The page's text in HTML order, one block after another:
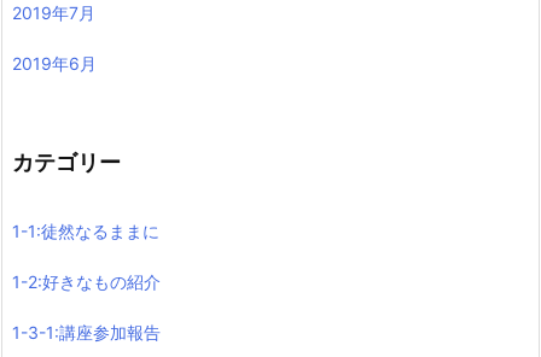
2019年7月
2019年6月
カテゴリー
1-1:徒然なるままに
1-2:好きなもの紹介
1-3-1:講座参加報告